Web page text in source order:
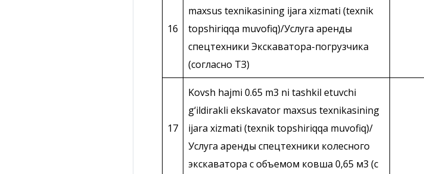
16
maxsus texnikasining ijara xizmati (texnik
topshiriqqa muvofiq)/Услуга аренды
спецтехники Экскаватора-погрузчика
(согласно ТЗ)
17
Kovsh hajmi 0.65 m3 ni tashkil etuvchi
g‘ildirakli ekskavator maxsus texnikasining
ijara xizmati (texnik topshiriqqa muvofiq)/
Услуга аренды спецтехники колесного
экскаватора с объемом ковша 0,65 м3 (с